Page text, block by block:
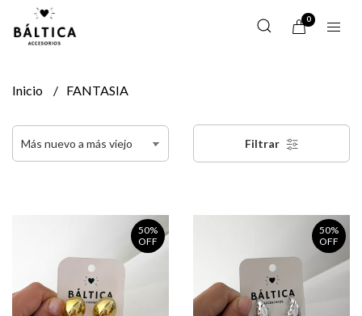
0
Inicio FANTASIA
Filtrar
50%
OFF
50%
OFF